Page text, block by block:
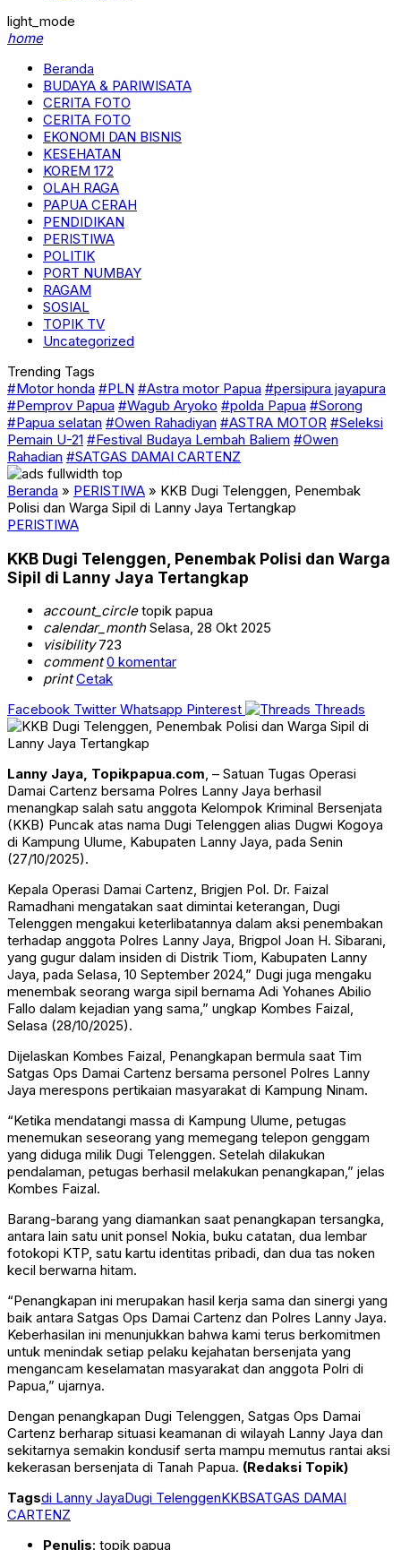
light_mode
home
Beranda
BUDAYA & PARIWISATA
CERITA FOTO
CERITA FOTO
EKONOMI DAN BISNIS
KESEHATAN
KOREM 172
OLAH RAGA
PAPUA CERAH
PENDIDIKAN
PERISTIWA
POLITIK
PORT NUMBAY
RAGAM
SOSIAL
TOPIK TV
Uncategorized
Trending Tags
#Motor honda #PLN #Astra motor Papua #persipura jayapura
#Pemprov Papua #Wagub Aryoko #polda Papua #Sorong
#Papua selatan #Owen Rahadiyan #ASTRA MOTOR #Seleksi
Pemain U-21 #Festival Budaya Lembah Baliem #Owen
Rahadian #SATGAS DAMAI CARTENZ
Beranda » PERISTIWA » KKB Dugi Telenggen, Penembak
Polisi dan Warga Sipil di Lanny Jaya Tertangkap
PERISTIWA
KKB Dugi Telenggen, Penembak Polisi dan Warga
Sipil di Lanny Jaya Tertangkap
account_circletopik papua
calendar_monthSelasa, 28 Okt 2025
visibility723
comment 0 komentar
print Cetak
Facebook Twitter Whatsapp Pinterest Threads
Lanny Jaya, Topikpapua.com, – Satuan Tugas Operasi
Damai Cartenz bersama Polres Lanny Jaya berhasil
menangkap salah satu anggota Kelompok Kriminal Bersenjata
(KKB) Puncak atas nama Dugi Telenggen alias Dugwi Kogoya
di Kampung Ulume, Kabupaten Lanny Jaya, pada Senin
(27/10/2025).
Kepala Operasi Damai Cartenz, Brigjen Pol. Dr. Faizal
Ramadhani mengatakan saat dimintai keterangan, Dugi
Telenggen mengakui keterlibatannya dalam aksi penembakan
terhadap anggota Polres Lanny Jaya, Brigpol Joan H. Sibarani,
yang gugur dalam insiden di Distrik Tiom, Kabupaten Lanny
Jaya, pada Selasa, 10 September 2024,” Dugi juga mengaku
menembak seorang warga sipil bernama Adi Yohanes Abilio
Fallo dalam kejadian yang sama,” ungkap Kombes Faizal,
Selasa (28/10/2025).
Dijelaskan Kombes Faizal, Penangkapan bermula saat Tim
Satgas Ops Damai Cartenz bersama personel Polres Lanny
Jaya merespons pertikaian masyarakat di Kampung Ninam.
“Ketika mendatangi massa di Kampung Ulume, petugas
menemukan seseorang yang memegang telepon genggam
yang diduga milik Dugi Telenggen. Setelah dilakukan
pendalaman, petugas berhasil melakukan penangkapan,” jelas
Kombes Faizal.
Barang-barang yang diamankan saat penangkapan tersangka,
antara lain satu unit ponsel Nokia, buku catatan, dua lembar
fotokopi KTP, satu kartu identitas pribadi, dan dua tas noken
kecil berwarna hitam.
“Penangkapan ini merupakan hasil kerja sama dan sinergi yang
baik antara Satgas Ops Damai Cartenz dan Polres Lanny Jaya.
Keberhasilan ini menunjukkan bahwa kami terus berkomitmen
untuk menindak setiap pelaku kejahatan bersenjata yang
mengancam keselamatan masyarakat dan anggota Polri di
Papua,” ujarnya.
Dengan penangkapan Dugi Telenggen, Satgas Ops Damai
Cartenz berharap situasi keamanan di wilayah Lanny Jaya dan
sekitarnya semakin kondusif serta mampu memutus rantai aksi
kekerasan bersenjata di Tanah Papua. (Redaksi Topik)
Tagsdi Lanny JayaDugi TelenggenKKBSATGAS DAMAI
CARTENZ
Penulis: topik papua